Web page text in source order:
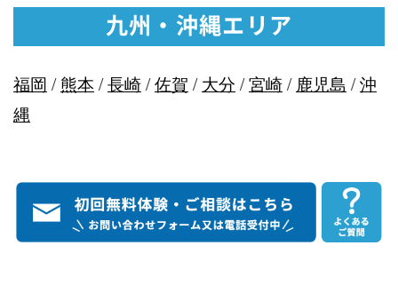
九州・沖縄エリア
福岡 /熊本 /長崎/佐賀 /大分 /宮崎/ 鹿児島 /沖
縄